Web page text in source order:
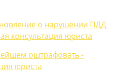
о нарушении ПДД
консультация юриста
оштрафовать -
юриста